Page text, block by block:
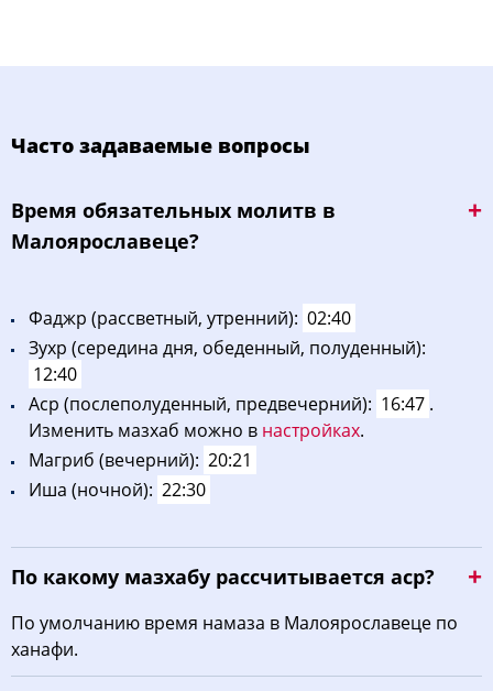
Часто задаваемые вопросы
Bpeмя oбязaтeльных мoлитв в
Малоярославеце?
Фaджp (рассветный, утренний): 02:40
Зухp (середина дня, обеденный, полуденный):
12:40
Acp (послеполуденный, предвечерний): 16:47 .
Изменить мазхаб можно в настройках.
Maгриб (вечерний): 20:21
Иша (ночной): 22:30
По какому мазхабу рассчитывается аср?
По умолчанию время намаза в Малоярославеце по
ханафи.